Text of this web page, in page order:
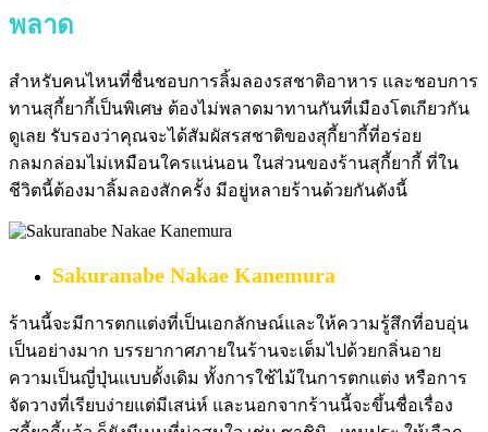
พลาด
สำหรับคนไหนที่ชื่นชอบการลิ้มลองรสชาติอาหาร และชอบการ
ทานสุกี้ยากี้เป็นพิเศษ ต้องไม่พลาดมาทานกันที่เมืองโตเกียวกัน
ดูเลย รับรองว่าคุณจะได้สัมผัสรสชาติของสุกี้ยากี้ที่อร่อย
กลมกล่อมไม่เหมือนใครแน่นอน ในส่วนของร้านสุกี้ยากี้ ที่ใน
ชีวิตนี้ต้องมาลิ้มลองสักครั้ง มีอยู่หลายร้านด้วยกันดังนี้
Sakuranabe Nakae Kanemura
ร้านนี้จะมีการตกแต่งที่เป็นเอกลักษณ์และให้ความรู้สึกที่อบอุ่น
เป็นอย่างมาก บรรยากาศภายในร้านจะเต็มไปด้วยกลิ่นอาย
ความเป็นญี่ปุ่นแบบดั้งเดิม ทั้งการใช้ไม้ในการตกแต่ง หรือการ
จัดวางที่เรียบง่ายแต่มีเสน่ห์ และนอกจากร้านนี้จะขึ้นชื่อเรื่อง